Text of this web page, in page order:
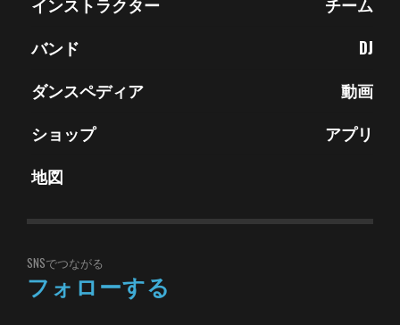
DJ
バンド
動画
ダンスペディア
アプリ
ショップ
地図
SNSでつながる
フォローする